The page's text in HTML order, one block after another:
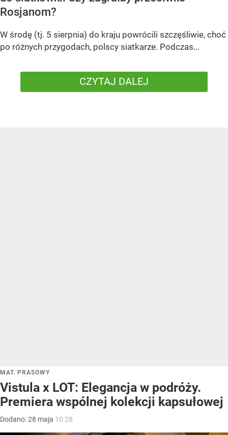
Rosjanom?
W środę (tj. 5 sierpnia) do kraju powrócili szczęśliwie, choć
po różnych przygodach, polscy siatkarze. Podczas...
CZYTAJ DALEJ
MAT. PRASOWY
Vistula x LOT: Elegancja w podróży.
Premiera wspólnej kolekcji kapsułowej
Dodano:28 maja 10:28